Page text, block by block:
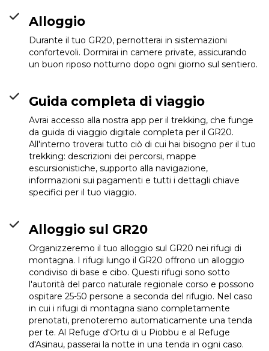
Alloggio
Durante il tuo GR20, pernotterai in sistemazioni
confortevoli. Dormirai in camere private, assicurando
un buon riposo notturno dopo ogni giorno sul sentiero.
Guida completa di viaggio
Avrai accesso alla nostra app per il trekking, che funge
da guida di viaggio digitale completa per il GR20.
All'interno troverai tutto ciò di cui hai bisogno per il tuo
trekking: descrizioni dei percorsi, mappe
escursionistiche, supporto alla navigazione,
informazioni sui pagamenti e tutti i dettagli chiave
specifici per il tuo viaggio.
Alloggio sul GR20
Organizzeremo il tuo alloggio sul GR20 nei rifugi di
montagna. I rifugi lungo il GR20 offrono un alloggio
condiviso di base e cibo. Questi rifugi sono sotto
l'autorità del parco naturale regionale corso e possono
ospitare 25-50 persone a seconda del rifugio. Nel caso
in cui i rifugi di montagna siano completamente
prenotati, prenoteremo automaticamente una tenda
per te. Al Refuge d'Ortu di u Piobbu e al Refuge
d'Asinau, passerai la notte in una tenda in ogni caso.